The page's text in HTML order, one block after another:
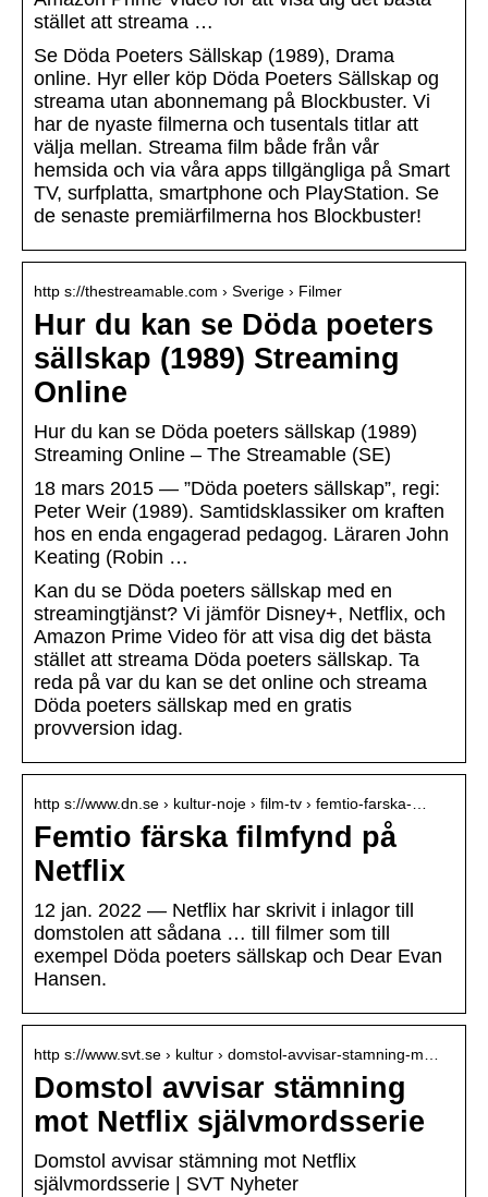
stället att streama …
Se Döda Poeters Sällskap (1989), Drama
online. Hyr eller köp Döda Poeters Sällskap og
streama utan abonnemang på Blockbuster. Vi
har de nyaste filmerna och tusentals titlar att
välja mellan. Streama film både från vår
hemsida och via våra apps tillgängliga på Smart
TV, surfplatta, smartphone och PlayStation. Se
de senaste premiärfilmerna hos Blockbuster!
http s://thestreamable.com › Sverige › Filmer
Hur du kan se Döda poeters
sällskap (1989) Streaming
Online
Hur du kan se Döda poeters sällskap (1989)
Streaming Online – The Streamable (SE)
18 mars 2015 — ”Döda poeters sällskap”, regi:
Peter Weir (1989). Samtidsklassiker om kraften
hos en enda engagerad pedagog. Läraren John
Keating (Robin …
Kan du se Döda poeters sällskap med en
streamingtjänst? Vi jämför Disney+, Netflix, och
Amazon Prime Video för att visa dig det bästa
stället att streama Döda poeters sällskap. Ta
reda på var du kan se det online och streama
Döda poeters sällskap med en gratis
provversion idag.
http s://www.dn.se › kultur-noje › film-tv › femtio-farska-…
Femtio färska filmfynd på
Netflix
12 jan. 2022 — Netflix har skrivit i inlagor till
domstolen att sådana … till filmer som till
exempel Döda poeters sällskap och Dear Evan
Hansen.
http s://www.svt.se › kultur › domstol-avvisar-stamning-m…
Domstol avvisar stämning
mot Netflix självmordsserie
Domstol avvisar stämning mot Netflix
självmordsserie | SVT Nyheter